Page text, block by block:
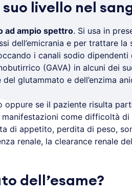
suo livello nel
ad ampio spettro. Si usa in
dell’emicrania e per trattare la
i canali sodio dipendenti
(GAVA) in alcuni dei
glutammato e dell’enzima
se il paziente risulta
come difficoltà di
di appetito, perdita di peso,
renale, la clearance renale
dell’esame?